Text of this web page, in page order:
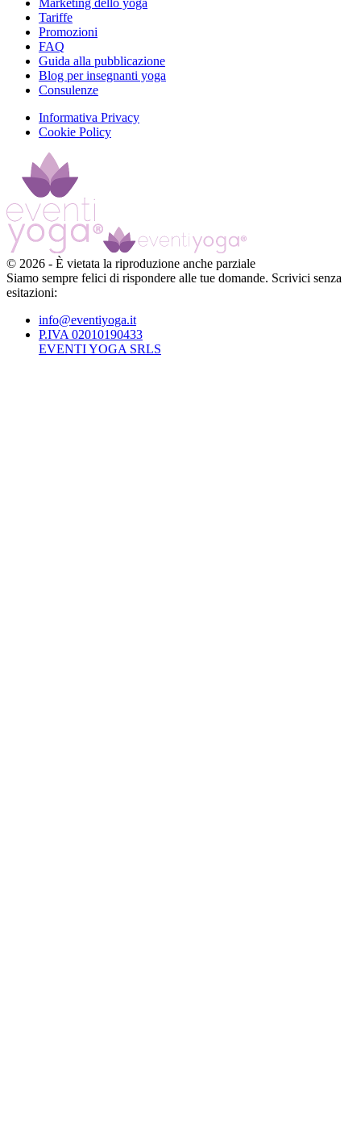
Marketing dello yoga
Tariffe
Promozioni
FAQ
Guida alla pubblicazione
Blog per insegnanti yoga
Consulenze
Informativa Privacy
Cookie Policy
© 2026 - È vietata la riproduzione anche parziale
Siamo sempre felici di rispondere alle tue domande. Scrivici senza
esitazioni:
info@eventiyoga.it
P.IVA 02010190433
EVENTI YOGA SRLS